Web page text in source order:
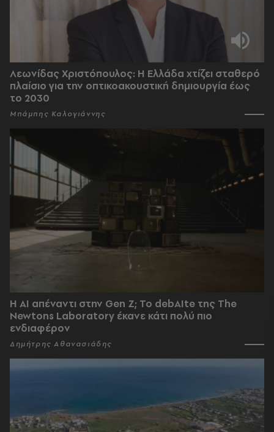
Λεωνίδας Χριστόπουλος: Η Ελλάδα χτίζει σταθερό
πλαίσιο για την οπτικοακουστική δημιουργία έως
το 2030
Μπάμπης Καλογιάννης
Η AI απέναντι στην Gen Z; Το debAIte της The
Newtons Laboratory έκανε κάτι πολύ πιο
ενδιαφέρον
Δημήτρης Αθανασιάδης